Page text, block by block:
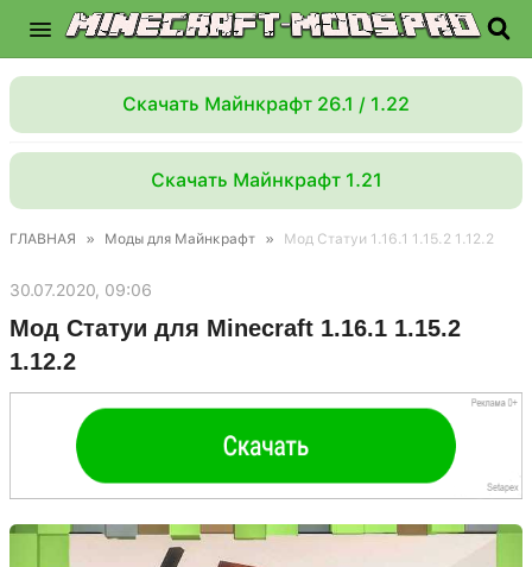
Скачать Майнкрафт 26.1 / 1.22
Скачать Майнкрафт 1.21
ГЛАВНАЯ » Моды для Майнкрафт » Мод Статуи 1.16.1 1.15.2 1.12.2
30.07.2020, 09:06
Мод Статуи для Minecraft 1.16.1 1.15.2
1.12.2